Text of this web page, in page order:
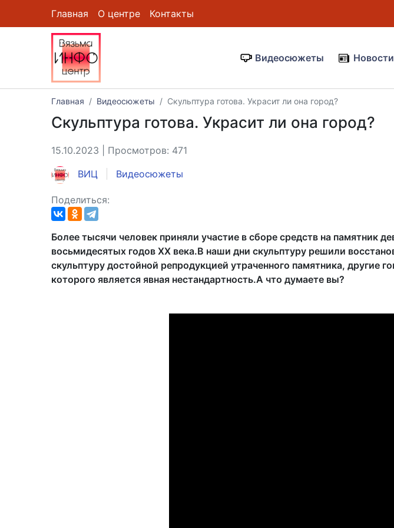
Главная О центре Контакты
Видеосюжеты Новости
Главная Видеосюжеты Скульптура готова. Украсит ли она город?
Скульптура готова. Украсит ли она город?
15.10.2023 | Просмотров: 471
ВИЦ Видеосюжеты
Поделиться:
Более тысячи человек приняли участие в сборе средств на памятник
восьмидесятых годов ХХ века.В наши дни скульптуру решили
скульптуру достойной репродукцией утраченного памятника, другие
которого является явная нестандартность.А что думаете вы?